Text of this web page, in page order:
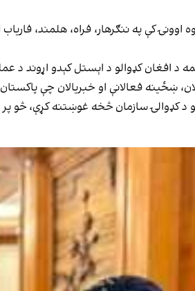
د افغان کډوالو د اېستل کېدو اړوند
ښځینه فعالانې او خبریالان چې
د کډوالۍ سازمان څخه غوښتنه کړې،